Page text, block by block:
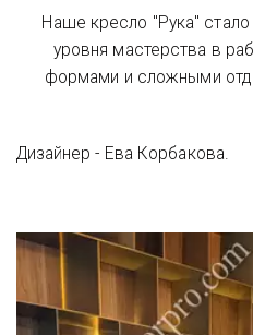
Наше кресло "Рука"
уровня мастерства в
формами и сложными
Дизайнер - Ева Корбакова.